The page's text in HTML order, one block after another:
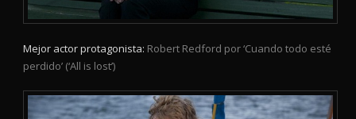
Mejor actor protagonista: Robert Redford por ‘Cuando todo esté
perdido’ (‘All is lost’)